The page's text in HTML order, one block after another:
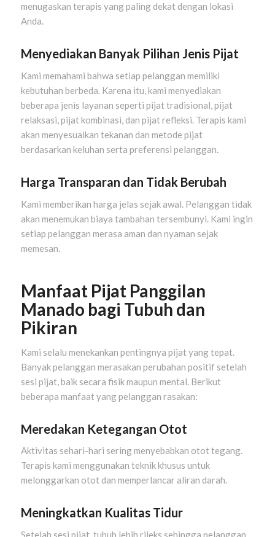
menugaskan terapis yang paling dekat dengan lokasi
Anda.
Menyediakan Banyak Pilihan Jenis Pijat
Kami memahami bahwa setiap pelanggan memiliki
kebutuhan berbeda. Karena itu, kami menyediakan
beberapa jenis layanan seperti pijat tradisional, pijat
relaksasi, pijat kombinasi, dan pijat refleksi. Terapis kami
akan menyesuaikan tekanan dan metode pijat
berdasarkan keluhan serta preferensi pelanggan.
Harga Transparan dan Tidak Berubah
Kami memberikan harga jelas sejak awal. Pelanggan tidak
akan menemukan biaya tambahan tersembunyi. Kami ingin
setiap pelanggan merasa aman dan nyaman sejak
memesan.
Manfaat Pijat Panggilan
Manado bagi Tubuh dan
Pikiran
Kami selalu menekankan pentingnya pijat yang tepat.
Banyak pelanggan merasakan perubahan positif setelah
sesi pijat, baik secara fisik maupun mental. Berikut
beberapa manfaat yang pelanggan rasakan:
Meredakan Ketegangan Otot
Aktivitas sehari-hari sering menyebabkan otot tegang.
Terapis kami menggunakan teknik khusus untuk
melonggarkan otot dan memperlancar aliran darah.
Meningkatkan Kualitas Tidur
Setelah sesi pijat, tubuh lebih rileks sehingga pelanggan